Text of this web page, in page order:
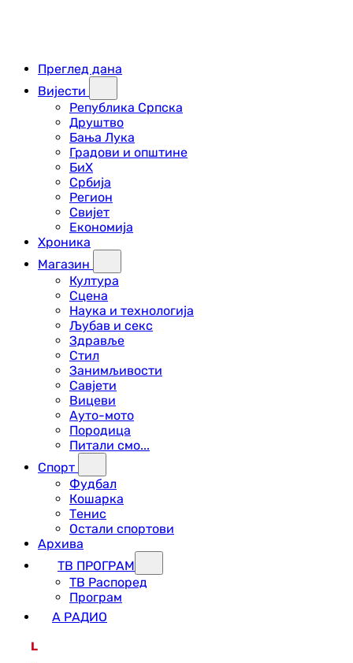
Преглед дана
Вијести
Република Српска
Друштво
Бања Лука
Градови и општине
БиХ
Србија
Регион
Свијет
Економија
Хроника
Магазин
Култура
Сцена
Наука и технологија
Љубав и секс
Здравље
Стил
Занимљивости
Савјети
Вицеви
Ауто-мото
Породица
Питали смо...
Спорт
Фудбал
Кошарка
Тенис
Остали спортови
Архива
ТВ ПРОГРАМ
ТВ Распоред
Програм
А РАДИО
L